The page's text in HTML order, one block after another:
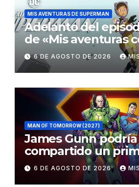
MIS AVENTURAS DE SUPERMAN
Adelanto del
de «Mis aventuras
Superman»
6 DE AGOSTO DE 2026
MAN OF TOMORROW (2027)
James Gunn
compartido un
al traje de Brainiac
6 DE AGOSTO DE 2026